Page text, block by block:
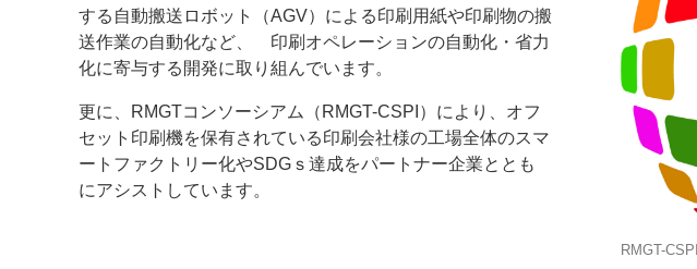
する自動搬送ロボット（AGV）による印刷用紙や印刷物の搬
送作業の自動化など、 印刷オペレーションの自動化・省力
化に寄与する開発に取り組んでいます。
更に、RMGTコンソーシアム（RMGT-CSPI）により、オフ
セット印刷機を保有されている印刷会社様の工場全体のスマ
ートファクトリー化やSDGｓ達成をパートナー企業ととも
にアシストしています。
RMGT-